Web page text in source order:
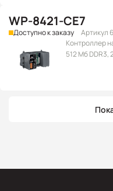
WP-8421-CE7
Доступно к заказу
Артикул
Контроллер
512 Мб DDR3,
microSD, 4